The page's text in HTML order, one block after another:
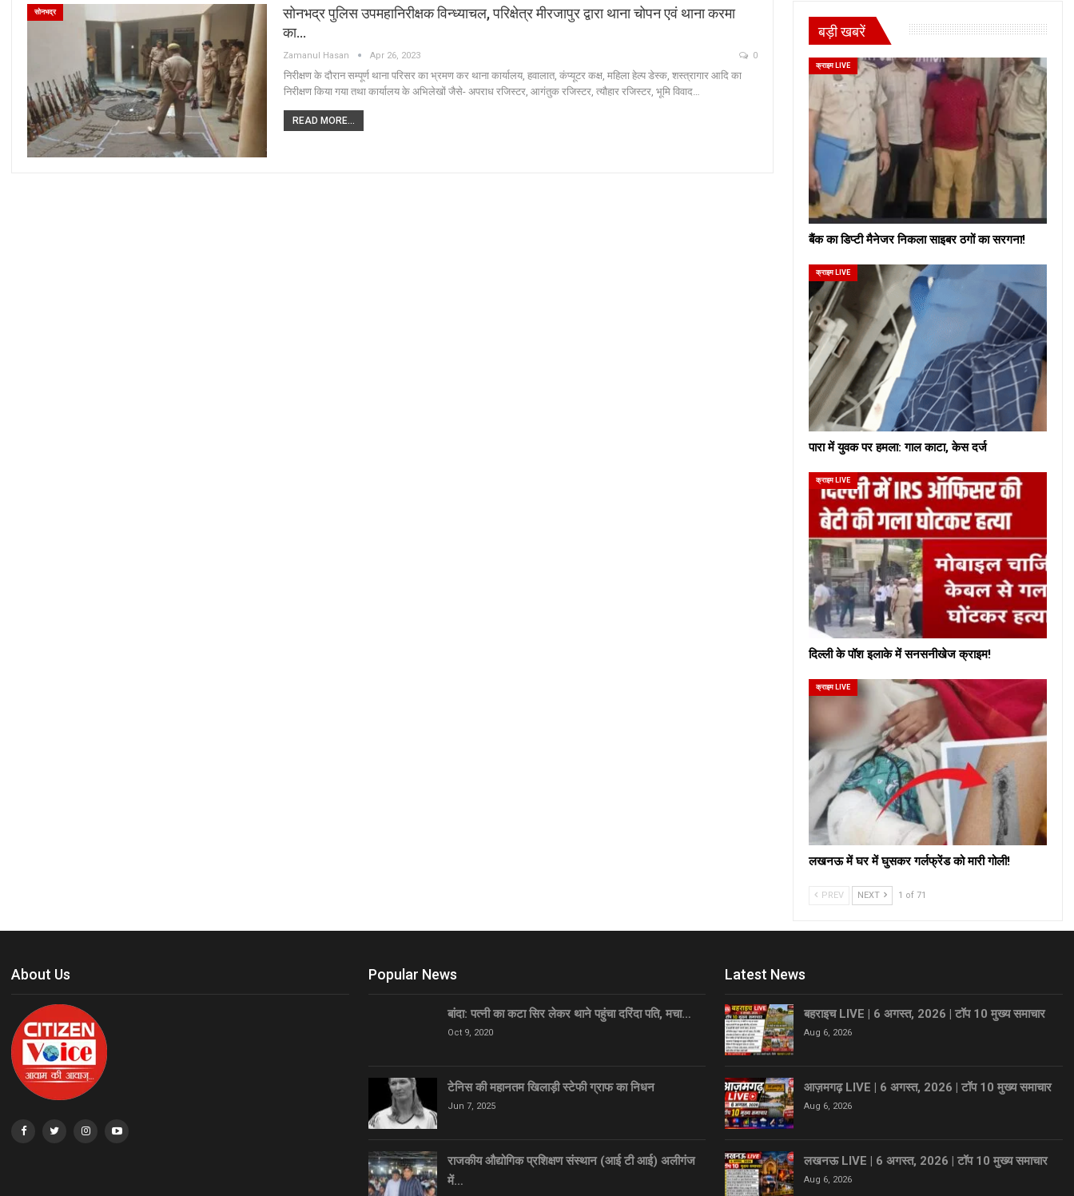
सोनभद्र
सोनभद्र पुलिस उपमहानिरीक्षक विन्ध्याचल, परिक्षेत्र मीरजापुर द्वारा थाना चोपन एवं थाना करमा
का…
Zamanul Hasan Apr 26, 2023 0
निरीक्षण के दौरान सम्पूर्ण थाना परिसर का भ्रमण कर थाना कार्यालय, हवालात, कंप्यूटर कक्ष, महिला हेल्प डेस्क, शस्त्रागार आदि का
निरीक्षण किया गया तथा कार्यालय के अभिलेखों जैसे- अपराध रजिस्टर, आगंतुक रजिस्टर, त्यौहार रजिस्टर, भूमि विवाद…
READ MORE...
बड़ी खबरें
क्राइम LIVE
बैंक का डिप्टी मैनेजर निकला साइबर ठगों का सरगना!
क्राइम LIVE
पारा में युवक पर हमला: गाल काटा, केस दर्ज
क्राइम LIVE
दिल्ली के पॉश इलाके में सनसनीखेज क्राइम!
क्राइम LIVE
लखनऊ में घर में घुसकर गर्लफ्रेंड को मारी गोली!
PREV NEXT 1 of 71
About Us Popular News
बांदा: पत्नी का कटा सिर लेकर थाने पहुंचा दरिंदा पति, मचा…
Oct 9, 2020
टेनिस की महानतम खिलाड़ी स्टेफी ग्राफ का निधन
Jun 7, 2025
राजकीय औद्योगिक प्रशिक्षण संस्थान (आई टी आई) अलीगंज
में…
Latest News
बहराइच LIVE | 6 अगस्त, 2026 | टॉप 10 मुख्य समाचार
Aug 6, 2026
आज़मगढ़ LIVE | 6 अगस्त, 2026 | टॉप 10 मुख्य समाचार
Aug 6, 2026
लखनऊ LIVE | 6 अगस्त, 2026 | टॉप 10 मुख्य समाचार
Aug 6, 2026